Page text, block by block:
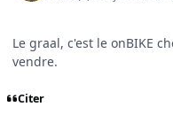
Le graal, c'est le onBIKE
vendre.
Citer